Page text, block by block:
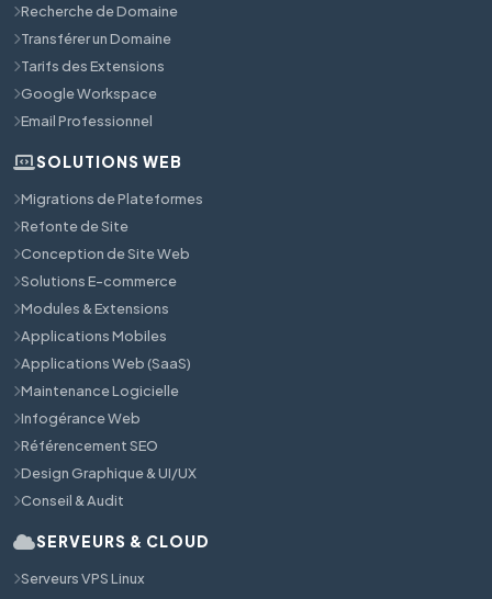
Recherche de Domaine
Transférer un Domaine
Tarifs des Extensions
Google Workspace
Email Professionnel
SOLUTIONS WEB
Migrations de Plateformes
Refonte de Site
Conception de Site Web
Solutions E-commerce
Modules & Extensions
Applications Mobiles
Applications Web (SaaS)
Maintenance Logicielle
Infogérance Web
Référencement SEO
Design Graphique & UI/UX
Conseil & Audit
SERVEURS & CLOUD
Serveurs VPS Linux